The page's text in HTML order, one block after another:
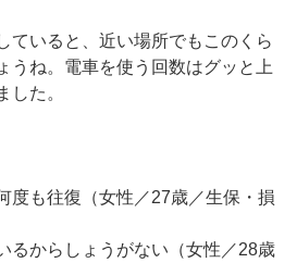
ていると、近い場所でもこのくら
うね。電車を使う回数はグッと上
した。
度も往復（女性／27歳／生保・損
るからしょうがない（女性／28歳